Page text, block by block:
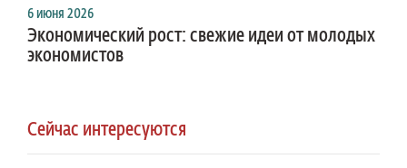
6 июня 2026
Экономический рост: свежие идеи от молодых
экономистов
Сейчас интересуются